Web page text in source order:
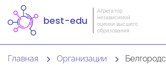
best-edu
Агрегатор
независимой
оценки высшего
образования
Главная Организации Белгородская